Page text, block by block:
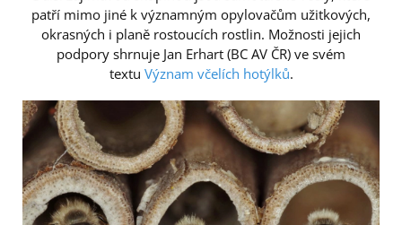
patří mimo jiné k významným opylovačům užitkových,
okrasných i planě rostoucích rostlin. Možnosti jejich
podpory shrnuje Jan Erhart (BC AV ČR) ve svém
textu Význam včelích hotýlků.